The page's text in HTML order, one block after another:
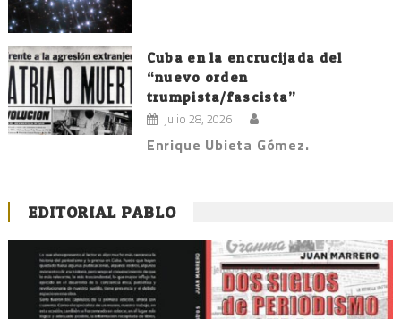
Cuba en la encrucijada del
“nuevo orden
trumpista/fascista”
julio 28, 2026
Enrique Ubieta Gómez.
EDITORIAL PABLO